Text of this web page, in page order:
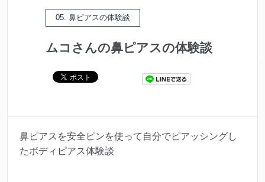
05. 鼻ピアスの体験談
ムコさんの鼻ピアスの体験談
鼻ピアスを安全ピンを使って自分でピアッシングし
たボディピアス体験談